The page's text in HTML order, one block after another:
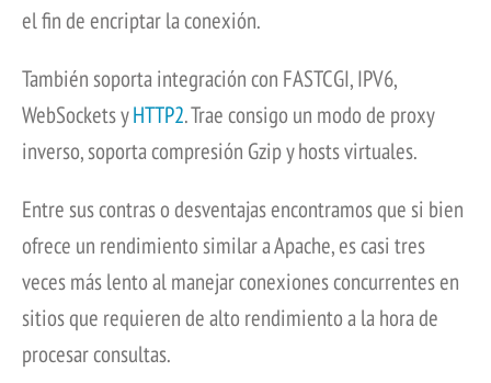
el fin de encriptar la conexión.
También soporta integración con FASTCGI, IPV6,
WebSockets yHTTP2. Trae consigo un modo de proxy
inverso, soporta compresión Gzip y hosts virtuales.
Entre sus contras o desventajas encontramos que si bien
ofrece un rendimiento similar a Apache, es casi tres
veces más lento al manejar conexiones concurrentes en
sitios que requieren de alto rendimiento a la hora de
procesar consultas.